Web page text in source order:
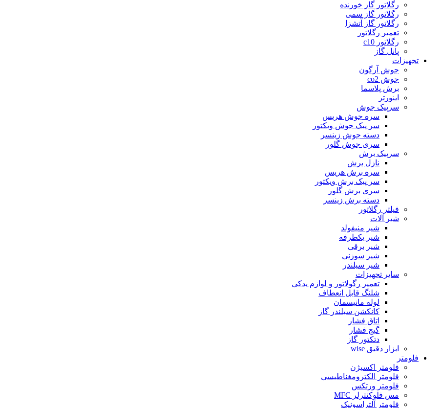
رگلاتور گاز خورنده
رگلاتور گاز سمی
رگلاتور گاز آتشزا
تعمیر رگلاتور
رگلاتور c10
پانل گاز
تجهیزات
جوش آرگون
جوش co2
برش پلاسما
اینورتر
سرپیک جوش
سره جوش هریس
سر پیک جوش ویکتور
دسته جوش زینسر
سری جوش گلور
سرپیک برش
نازل برش
سره برش هریس
سر پیک برش ویکتور
سری برش گلور
دسته برش زینسر
فیلتر رگلاتور
شیر آلات
شیر منیفولد
شیر یکطرفه
شیر برقی
شیر سوزنی
شیر سیلندر
سایر تجهیزات
تعمیر رگولاتور و لوازم یدکی
شلنگ قابل انعطاف
لوله مانیسمان
کانکشن سیلندر گاز
اتاق فشار
گیج فشار
دتکتور گاز
ابزار دقیق wise
فلومتر
فلومتر اکسیژن
فلومتر الکترومغناطیسی
فلومتر ورتکس
مس فلوکنترلر MFC
فلومتر آلتراسونیک